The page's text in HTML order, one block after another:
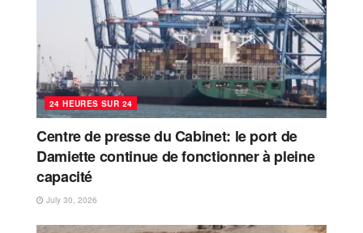
24 HEURES SUR 24
Centre de presse du Cabinet: le port de
Damiette continue de fonctionner à pleine
capacité
July 30, 2026